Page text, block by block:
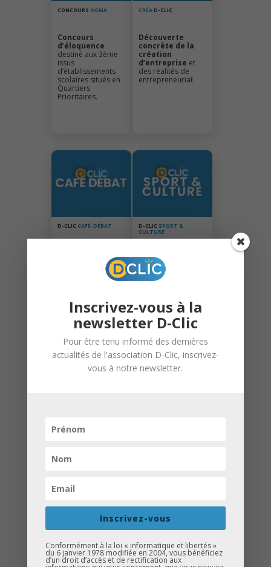
CONCOURS OGMA
Concours
d’éloquence
destiné aux 3ème
issus
d’établissements
scolaires situés en
Quartiers
Prioritaires.
CRÉA D-CLIC
Découverte
concrète de la
création
d’entreprise et
des réalités de
entrepreneuriat.
D-CLIC CAFÉ-DÉBAT
autour de l’emploi,
les discriminations,
l’orientation…
D-CLIC SPORT &
CULTURE
et sportifs
que : la rencontre
avec des artistes,
tournois sportifs
inter-collèges, etc…
VIDÉOS D-CLIC
Inscrivez-vous à la
newsletter D-Clic
Pour être tenu informé des dernières
actualités de l'association D-Clic, inscrivez-
vous à notre newsletter.
Inscrivez-vous
Conformément à la loi « informatique et libertés »
du 6 janvier 1978 modifiée en 2004, vous bénéficiez
d’un droit d’accès et de rectification aux